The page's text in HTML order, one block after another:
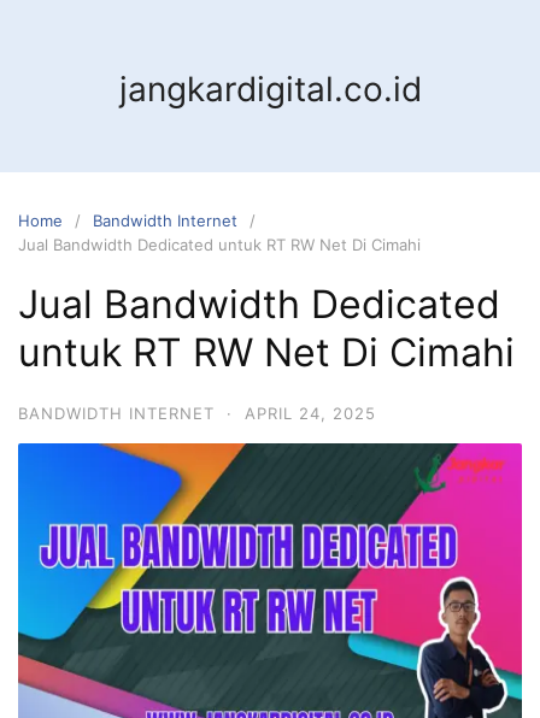
jangkardigital.co.id
Home
Bandwidth Internet
Jual Bandwidth Dedicated untuk RT RW Net Di Cimahi
Jual Bandwidth Dedicated
untuk RT RW Net Di Cimahi
BANDWIDTH INTERNET · APRIL 24, 2025